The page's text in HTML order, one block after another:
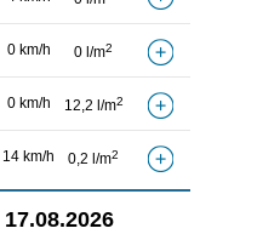
0 km/h 0 l/m2
0 km/h 12,2 l/m2
14 km/h 0,2 l/m2
17.08.2026